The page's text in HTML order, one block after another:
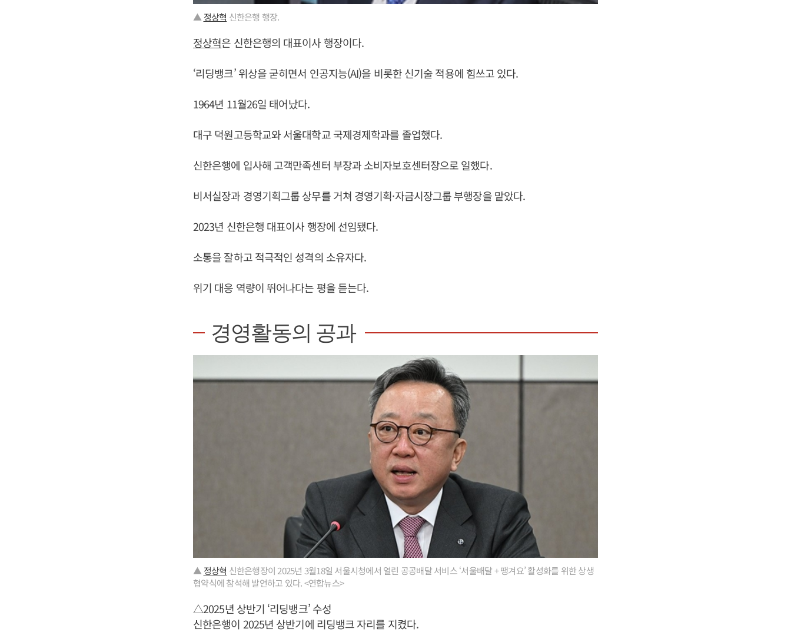
▲ 정상혁 신한은행 행장.
정상혁은 신한은행의 대표이사 행장이다.
‘리딩뱅크’ 위상을 굳히면서 인공지능(AI)을 비롯한 신기술 적용에 힘쓰고 있다.
1964년 11월26일 태어났다.
대구 덕원고등학교와 서울대학교 국제경제학과를 졸업했다.
신한은행에 입사해 고객만족센터 부장과 소비자보호센터장으로 일했다.
비서실장과 경영기획그룹 상무를 거쳐 경영기획·자금시장그룹 부행장을 맡았다.
2023년 신한은행 대표이사 행장에 선임됐다.
소통을 잘하고 적극적인 성격의 소유자다.
위기 대응 역량이 뛰어나다는 평을 듣는다.
경영활동의 공과
▲ 정상혁 신한은행장이 2025년 3월18일 서울시청에서 열린 공공배달 서비스 ‘서울배달 + 땡겨요’ 활성화를 위한 상생
협약식에 참석해 발언하고 있다. <연합뉴스>
△2025년 상반기 ‘리딩뱅크’ 수성
신한은행이 2025년 상반기에 리딩뱅크 자리를 지켰다.